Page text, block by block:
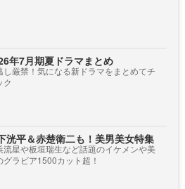
年7月期夏ドラマまとめ
し厳禁！気になる新ドラマをまとめてチ
ク
洸平＆赤楚衛二も！美男美女特集
流星や板垣瑞生など話題のイケメンや美
グラビア1500カット超！